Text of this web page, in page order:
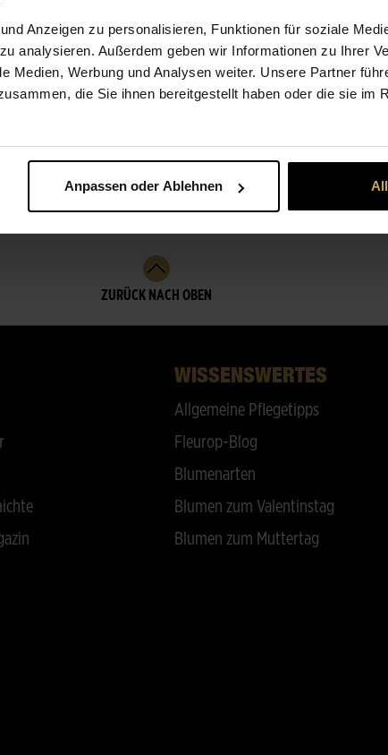
Anzeigen zu personalisieren, Funktionen für soziale
analysieren. Außerdem geben wir Informationen zu Ihrer
Medien, Werbung und Analysen weiter. Unsere Partner
die Sie ihnen bereitgestellt haben oder die sie im
Anpassen oder Ablehnen
ÜBER UNS
ZURÜCK NACH OBEN
WISSENSWERTES
Allgemeine Pflegetipps
Fleurop-Blog
Blumenarten
Blumen zum Valentinstag
Blumen zum Muttertag